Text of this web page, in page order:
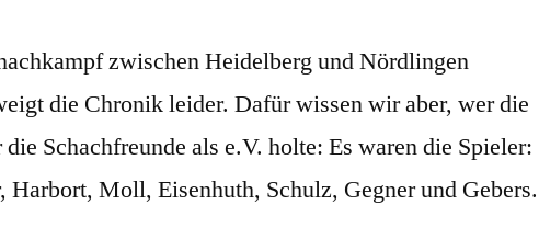
zwischen Heidelberg und Nördlingen
die Chronik leider. Dafür wissen wir aber, wer die
Schachfreunde als e.V. holte: Es waren die Spieler:
Harbort, Moll, Eisenhuth, Schulz, Gegner und Gebers.